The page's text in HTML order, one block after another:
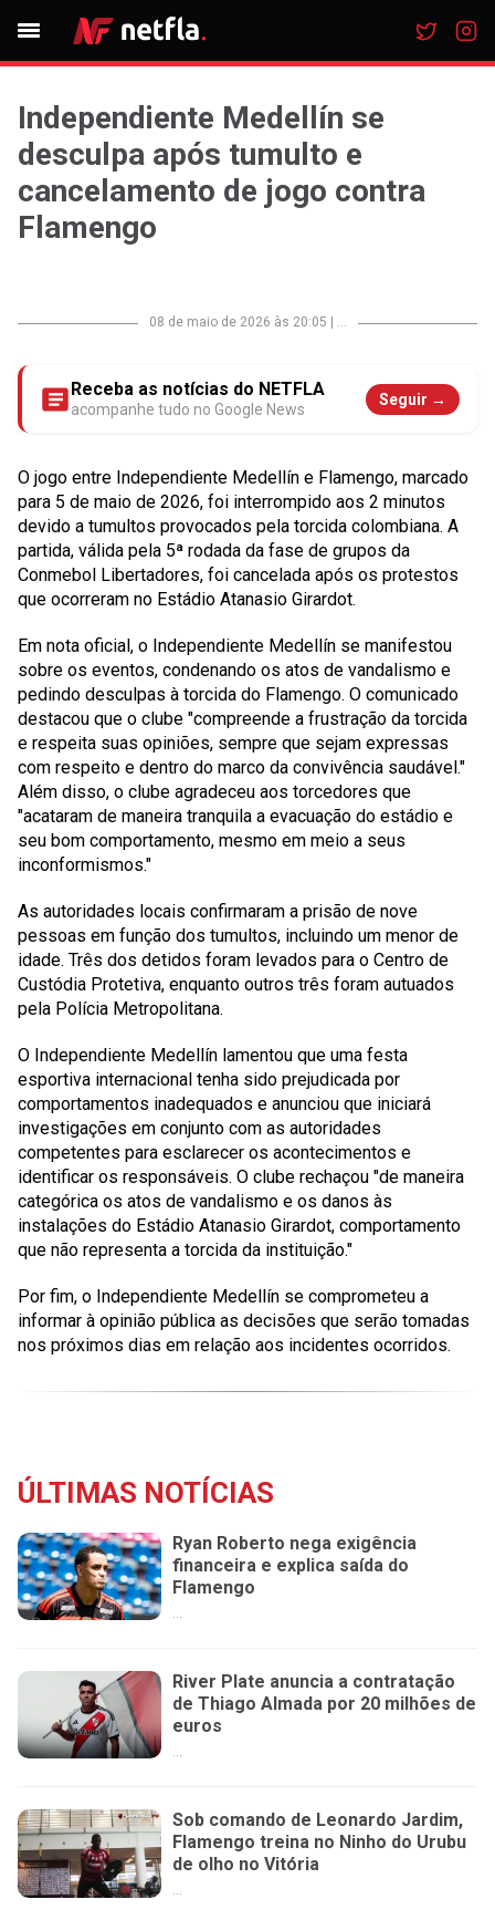
Independiente Medellín se
desculpa após tumulto e
cancelamento de jogo contra
Flamengo
08 de maio de 2026 às 20:05 ...
Receba as notícias do NETFLA
acompanhe tudo no Google News
Seguir →
O jogo entre Independiente Medellín e Flamengo, marcado
para 5 de maio de 2026, foi interrompido aos 2 minutos
devido a tumultos provocados pela torcida colombiana. A
partida, válida pela 5ª rodada da fase de grupos da
Conmebol Libertadores, foi cancelada após os protestos
que ocorreram no Estádio Atanasio Girardot.
Em nota oficial, o Independiente Medellín se manifestou
sobre os eventos, condenando os atos de vandalismo e
pedindo desculpas à torcida do Flamengo. O comunicado
destacou que o clube "compreende a frustração da torcida
e respeita suas opiniões, sempre que sejam expressas
com respeito e dentro do marco da convivência saudável."
Além disso, o clube agradeceu aos torcedores que
"acataram de maneira tranquila a evacuação do estádio e
seu bom comportamento, mesmo em meio a seus
inconformismos."
As autoridades locais confirmaram a prisão de nove
pessoas em função dos tumultos, incluindo um menor de
idade. Três dos detidos foram levados para o Centro de
Custódia Protetiva, enquanto outros três foram autuados
pela Polícia Metropolitana.
O Independiente Medellín lamentou que uma festa
esportiva internacional tenha sido prejudicada por
comportamentos inadequados e anunciou que iniciará
investigações em conjunto com as autoridades
competentes para esclarecer os acontecimentos e
identificar os responsáveis. O clube rechaçou "de maneira
categórica os atos de vandalismo e os danos às
instalações do Estádio Atanasio Girardot, comportamento
que não representa a torcida da instituição."
Por fim, o Independiente Medellín se comprometeu a
informar à opinião pública as decisões que serão tomadas
nos próximos dias em relação aos incidentes ocorridos.
ÚLTIMAS NOTÍCIAS
Ryan Roberto nega exigência
financeira e explica saída do
Flamengo
...
River Plate anuncia a contratação
de Thiago Almada por 20 milhões de
euros
...
Sob comando de Leonardo Jardim,
Flamengo treina no Ninho do Urubu
de olho no Vitória
...